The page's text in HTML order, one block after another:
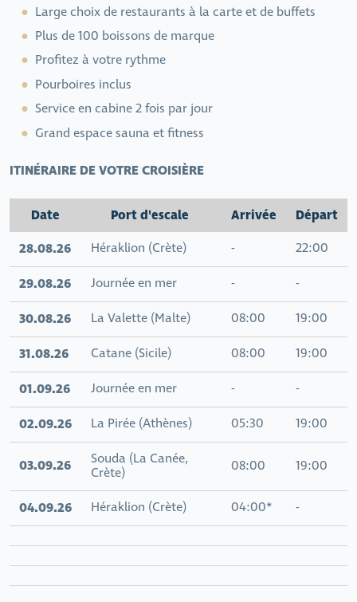
Large choix de restaurants à la carte et de buffets
Plus de 100 boissons de marque
Profitez à votre rythme
Pourboires inclus
Service en cabine 2 fois par jour
Grand espace sauna et fitness
ITINÉRAIRE DE VOTRE CROISIÈRE
Date Port d'escale Arrivée
Départ
28.08.26
Héraklion (Crète) - 22:00
29.08.26 Journée en mer - -
30.08.26 La Valette (Malte) 08:00 19:00
31.08.26 Catane (Sicile) 08:00 19:00
01.09.26 Journée en mer - -
02.09.26 La Pirée (Athènes) 05:30 19:00
03.09.26
Souda (La Canée,
Crète)
08:00 19:00
04.09.26 Héraklion (Crète) 04:00* -